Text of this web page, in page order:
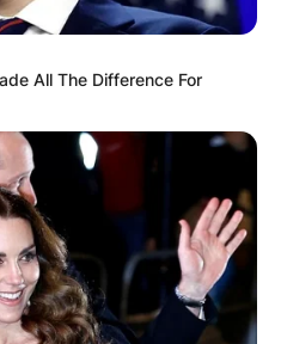
All The Difference For